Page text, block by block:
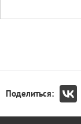
Поделиться: